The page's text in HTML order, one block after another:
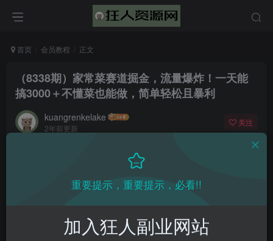
首页 会员教程 正文
（8338期）家常菜赛道掘金，流量爆炸！一天能
搞‌3000＋不懂菜也能做，简单轻松且暴利
kuangrenkelake
2年前更新
关注
重要提示，重要提示，必看!!
加入狂人副业网站